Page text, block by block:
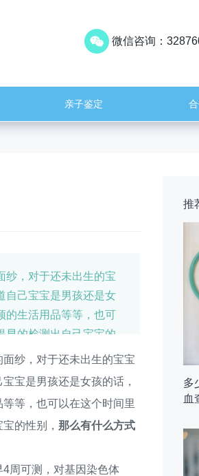
微信咨询：
亲子鉴定
纱，对于还未出生的宝
自己宝宝是男孩还是女
的生活用品等等，也可
早的检测出自己宝宝的
纱，对于还未出生的宝宝
宝是男孩还是女孩的话，
等，也可以在这个时间里
的性别， 那么有什么方式
周可测，对基因染色体
推
多
血